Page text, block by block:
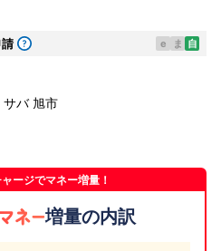
e ま 自
バ 旭市
ージでマネー増量！
増量の内訳